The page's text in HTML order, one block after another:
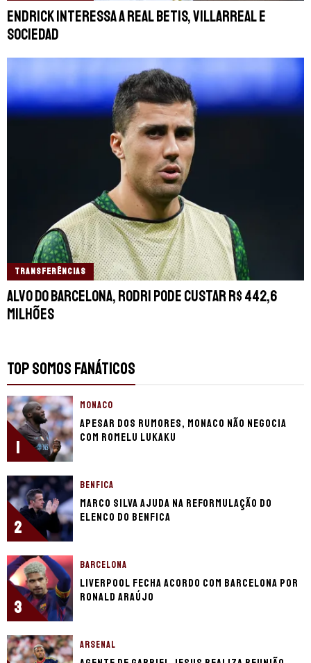
Endrick interessa a Real Betis, Villarreal e
Sociedad
TRANSFERÊNCIAS
Alvo do Barcelona, Rodri pode custar R$ 442,6
milhões
TOP SOMOS FANÁTICOS
1
MONACO
Apesar dos rumores, Monaco não negocia
com Romelu Lukaku
2
BENFICA
Marco Silva ajuda na reformulação do
elenco do Benfica
3
BARCELONA
Liverpool fecha acordo com Barcelona por
Ronald Araújo
ARSENAL